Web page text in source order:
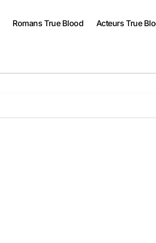
Romans True Blood Acteurs True